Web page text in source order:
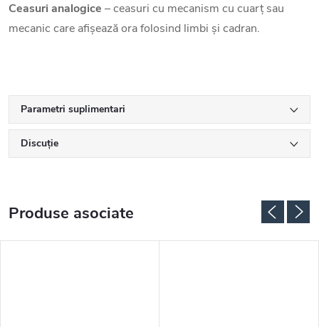
Ceasuri analogice – ceasuri cu mecanism cu cuarț sau
mecanic care afișează ora folosind limbi și cadran.
Parametri suplimentari
Discuţie
Produse asociate